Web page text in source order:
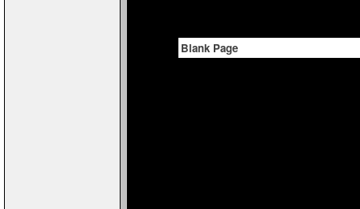
Blank Page